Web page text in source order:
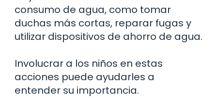
consumo de agua, como tomar
duchas más cortas, reparar fugas y
utilizar dispositivos de ahorro de agua.
Involucrar a los niños en estas
acciones puede ayudarles a
entender su importancia.